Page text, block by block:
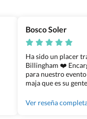
Bosco Soler
Ha sido un placer
Billingham ❤️
para nuestro
maja que es su
100%
Ver reseña